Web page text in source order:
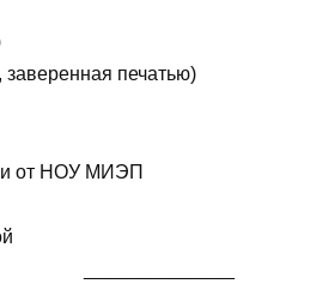
печатью)
от НОУ МИЭП